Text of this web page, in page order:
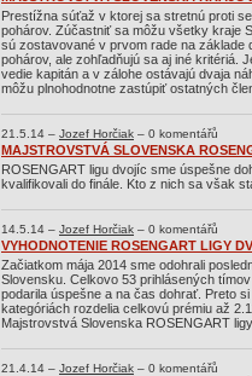
Prestížna súťaž v ktorej sa stretnú proti
pohárov. Zúčastniť sa môžu všetky kraje
sú zostavované v prvom rade na
pohárov, ale zohľadňujú sa aj iné kritériá.
vedie kapitán a v zálohe ostávajú dvaja
môžu plnohodnotne zastúpiť ostatných
21.5.14 – Jozef Horčiak – 0 komentářů
MAJSTROVSTVÁ SLOVENSKA
ROSENGART ligu dvojíc sme úspešne
kvalifikovali do finále. Kto z nich sa však
14.5.14 – Jozef Horčiak – 0 komentářů
VYHODNOTENIE ROSENGART LIGY
Začiatkom mája 2014 sme odohrali
Slovensku. Celkovo 53 prihlásených
podarila úspešne a na čas dohrať. Preto
kategóriách rozdelia celkovú prémiu až
Majstrovstvá Slovenska ROSENGART
21.4.14 – Jozef Horčiak – 0 komentářů